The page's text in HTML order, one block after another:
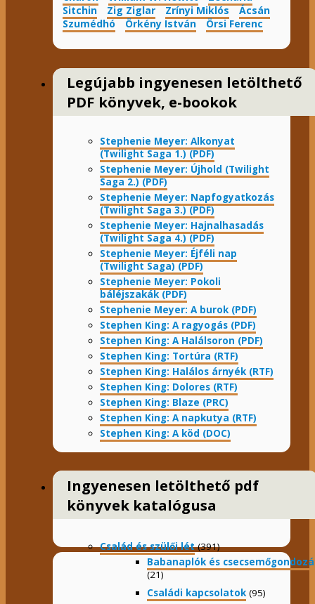
Sitchin
Zig Ziglar Zrínyi Miklós
Ácsán
Szumédhó
Örkény István Örsi Ferenc
Legújabb ingyenesen letölthető
PDF könyvek, e-bookok
Stephenie Meyer: Alkonyat
(Twilight Saga 1.) (PDF)
Stephenie Meyer: Újhold (Twilight
Saga 2.) (PDF)
Stephenie Meyer: Napfogyatkozás
(Twilight Saga 3.) (PDF)
Stephenie Meyer: Hajnalhasadás
(Twilight Saga 4.) (PDF)
Stephenie Meyer: Éjféli nap
(Twilight Saga) (PDF)
Stephenie Meyer: Pokoli
báléjszakák (PDF)
Stephenie Meyer: A burok (PDF)
Stephen King: A ragyogás (PDF)
Stephen King: A Halálsoron (PDF)
Stephen King: Tortúra (RTF)
Stephen King: Halálos árnyék (RTF)
Stephen King: Dolores (RTF)
Stephen King: Blaze (PRC)
Stephen King: A napkutya (RTF)
Stephen King: A köd (DOC)
Ingyenesen letölthető pdf
könyvek katalógusa
Család és szülői lét(391)
Babanaplók és
(21)
Családi kapcsolatok (95)